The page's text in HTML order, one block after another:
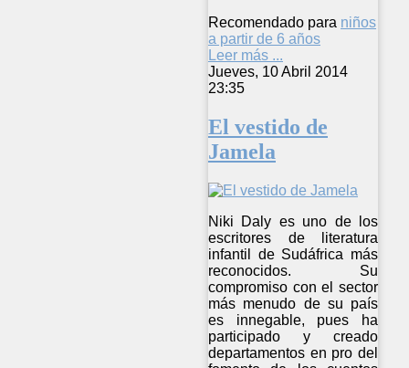
Recomendado para niños
a partir de 6 años
Leer más ...
Jueves, 10 Abril 2014
23:35
El vestido de
Jamela
Niki Daly es uno de los
escritores de literatura
infantil de Sudáfrica más
reconocidos. Su
compromiso con el sector
más menudo de su país
es innegable, pues ha
participado y creado
departamentos en pro del